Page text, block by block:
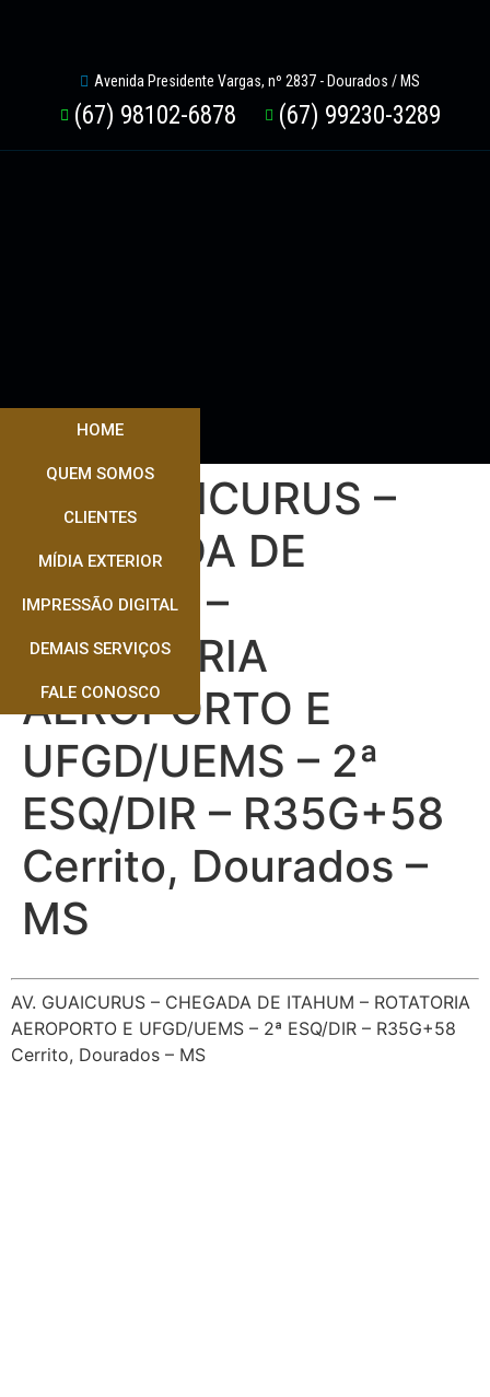
Avenida Presidente Vargas, nº 2837 - Dourados / MS
(67) 98102-6878 (67) 99230-3289
HOME
QUEM SOMOS
CLIENTES
MÍDIA EXTERIOR
IMPRESSÃO DIGITAL
DEMAIS SERVIÇOS
FALE CONOSCO
AV. GUAICURUS –
CHEGADA DE
ITAHUM –
ROTATORIA
AEROPORTO E
UFGD/UEMS – 2ª
ESQ/DIR – R35G+58
Cerrito, Dourados –
MS
AV. GUAICURUS – CHEGADA DE ITAHUM – ROTATORIA
AEROPORTO E UFGD/UEMS – 2ª ESQ/DIR – R35G+58
Cerrito, Dourados – MS